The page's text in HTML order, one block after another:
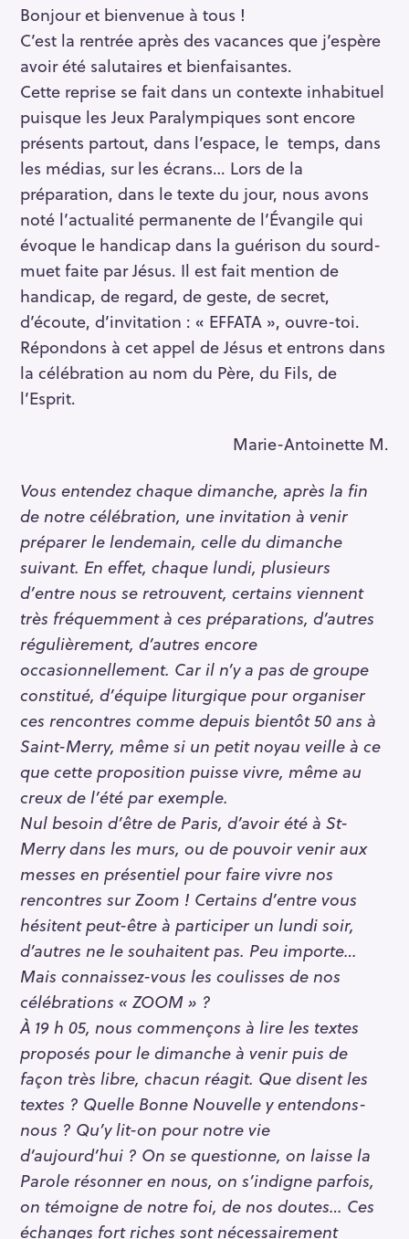
Bonjour et bienvenue à tous !
C’est la rentrée après des vacances que j’espère
avoir été salutaires et bienfaisantes.
Cette reprise se fait dans un contexte inhabituel
puisque les Jeux Paralympiques sont encore
présents partout, dans l’espace, le temps, dans
les médias, sur les écrans… Lors de la
préparation, dans le texte du jour, nous avons
noté l’actualité permanente de l’Évangile qui
évoque le handicap dans la guérison du sourd-
muet faite par Jésus. Il est fait mention de
handicap, de regard, de geste, de secret,
d’écoute, d’invitation : « EFFATA », ouvre-toi.
Répondons à cet appel de Jésus et entrons dans
la célébration au nom du Père, du Fils, de
l’Esprit.
Marie-Antoinette M.
Vous entendez chaque dimanche, après la fin
de notre célébration, une invitation à venir
préparer le lendemain, celle du dimanche
suivant. En effet, chaque lundi, plusieurs
d’entre nous se retrouvent, certains viennent
très fréquemment à ces préparations, d’autres
régulièrement, d’autres encore
occasionnellement. Car il n’y a pas de groupe
constitué, d’équipe liturgique pour organiser
ces rencontres comme depuis bientôt 50 ans à
Saint-Merry, même si un petit noyau veille à ce
que cette proposition puisse vivre, même au
creux de l’été par exemple.
Nul besoin d’être de Paris, d’avoir été à St-
Merry dans les murs, ou de pouvoir venir aux
messes en présentiel pour faire vivre nos
rencontres sur Zoom ! Certains d’entre vous
hésitent peut-être à participer un lundi soir,
d’autres ne le souhaitent pas. Peu importe…
Mais connaissez-vous les coulisses de nos
célébrations « ZOOM » ?
À 19 h 05, nous commençons à lire les textes
proposés pour le dimanche à venir puis de
façon très libre, chacun réagit. Que disent les
textes ? Quelle Bonne Nouvelle y entendons-
nous ? Qu’y lit-on pour notre vie
d’aujourd’hui ? On se questionne, on laisse la
Parole résonner en nous, on s’indigne parfois,
on témoigne de notre foi, de nos doutes… Ces
échanges fort riches sont nécessairement